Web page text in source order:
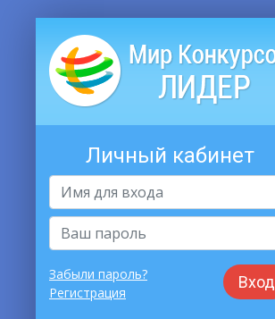
Личный кабинет
Вход
Забыли пароль?
Регистрация